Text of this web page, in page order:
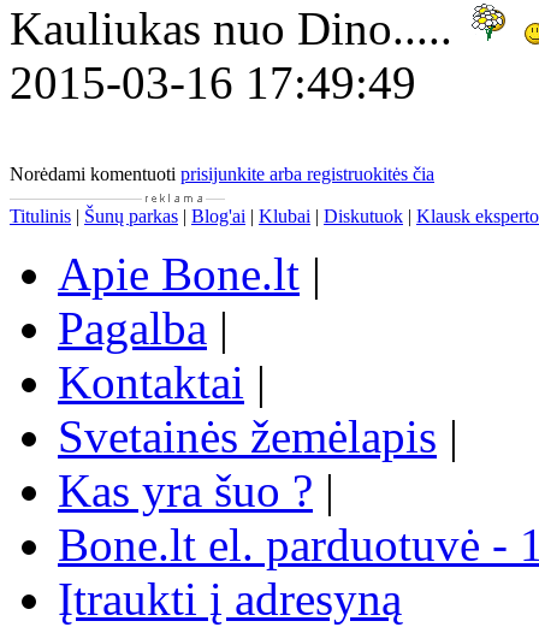
Kauliukas nuo Dino.....
2015-03-16 17:49:49
Norėdami komentuoti prisijunkite arba registruokitės čia
Titulinis | Šunų parkas | Blog'ai | Klubai | Diskutuok | Klausk eksperto
Apie Bone.lt |
Pagalba |
Kontaktai |
Svetainės žemėlapis |
Kas yra šuo ? |
Bone.lt el. parduotuvė -
Įtraukti į adresyną